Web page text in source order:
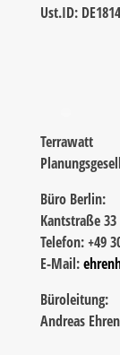
Ust.ID:
Terrawatt
Büro Berlin:
Kantstraße 33
Telefon: +49
E-Mail:
Büroleitung:
Andreas